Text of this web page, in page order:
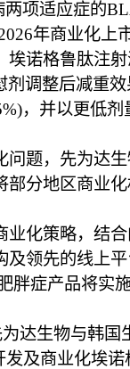
项适应症的
年商业化上
诺格鲁肽注射
剂调整后减重
，并以更低剂
题，先为达生
部分地区商业
化策略，结合
及领先的线上
胖症产品将实
达生物与韩国
及商业化埃诺